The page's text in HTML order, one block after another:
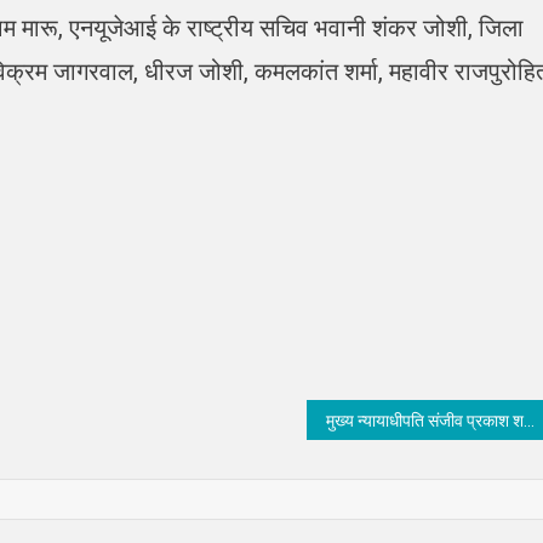
मारू, एनयूजेआई के राष्ट्रीय सचिव भवानी शंकर जोशी, जिला
जागरवाल, धीरज जोशी, कमलकांत शर्मा, महावीर
मुख्य न्यायाधीपति संजीव प्रकाश शर्मा का किया स्वागत